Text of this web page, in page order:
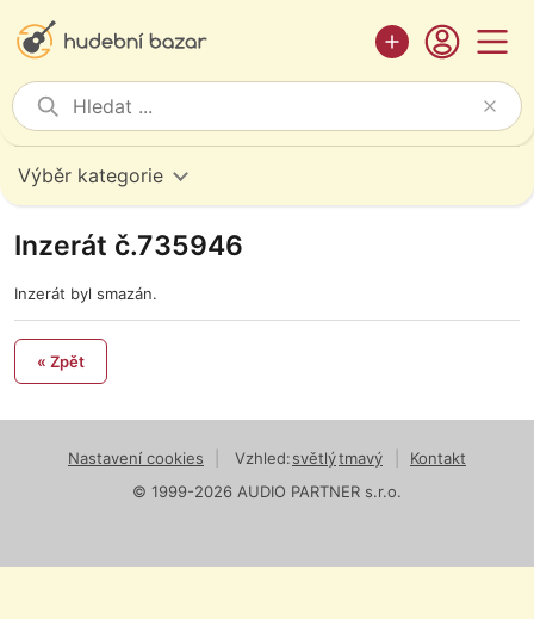
Výběr kategorie
Inzerát č.735946
Inzerát byl smazán.
« Zpět
Nastavení cookies Vzhled:světlýtmavý
Kontakt
© 1999-2026 AUDIO PARTNER s.r.o.